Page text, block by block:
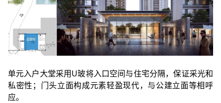
单元入户大堂采用U玻将入口空间与住宅分隔，保证采光和
私密性；门头立面构成元素轻盈现代，与公建立面等相呼
应。